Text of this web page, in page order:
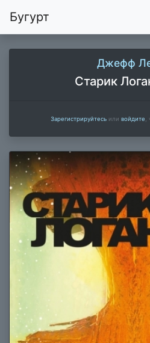
Бугурт
Джефф
Старик
Зарегистрируйтесьили войдите